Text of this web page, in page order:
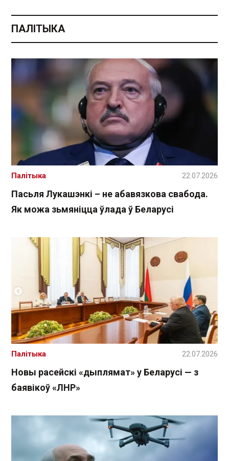
ПАЛІТЫКА
Пасьля Лукашэнкі – не абавязкова свабода.
Як можа зьмяніцца ўлада ў Беларусі
Палітыка 22.07.2026
Новы расейскі «дыплямат» у Беларусі — з
баявікоў «ЛНР»
Палітыка 22.07.2026